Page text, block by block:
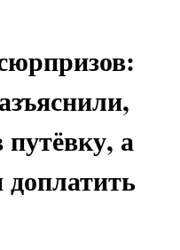
а
доплатить